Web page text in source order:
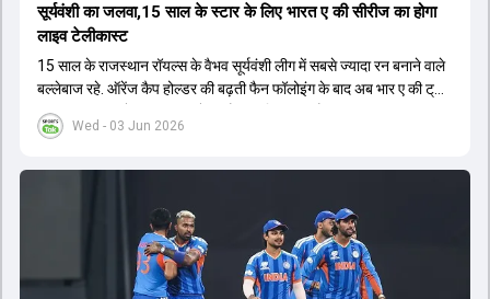
Wed - 03 Jun 2026
सूर्यवंशी का जलवा,15 साल के स्टार के लिए भारत ए की सीरीज का होगा
लाइव टेलीकास्ट
15 साल के राजस्थान रॉयल्स के वैभव सूर्यवंशी लीग में सबसे ज्यादा रन बनाने वाले
बल्लेबाज रहे. ऑरेंज कैप होल्डर की बढ़ती फैन फॉलोइंग के बाद अब भार ए की ट्राई
सीरीज का लाइव टेलीकास्ट करने का फैसला लिया गया है.